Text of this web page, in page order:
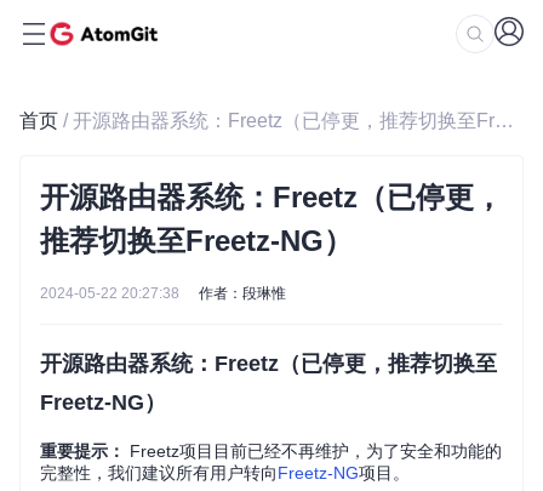
首页 / 开源路由器系统：Freetz（已停更，推荐切换至Freetz-NG）
开源路由器系统：Freetz（已停更，
推荐切换至Freetz-NG）
2024-05-22 20:27:38 作者：段琳惟
开源路由器系统：Freetz（已停更，推荐切换至
Freetz-NG）
重要提示：
Freetz项目目前已经不再维护，为了安全和功能的
完整性，我们建议所有用户转向Freetz-NG项目。